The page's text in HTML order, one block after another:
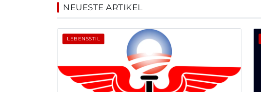
NEUESTE ARTIKEL
LEBENSSTIL